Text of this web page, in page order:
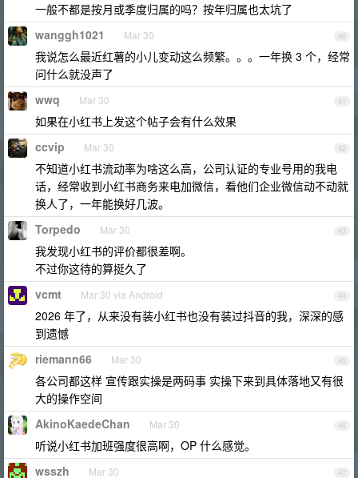
一般不都是按月或季度归属的吗？按年归属也太坑了
40
wanggh1021 Mar 30
我说怎么最近红薯的小儿变动这么频繁。。。一年换 3 个，经常
问什么就没声了
41
wwq Mar 30
如果在小红书上发这个帖子会有什么效果
42
ccvip Mar 30
不知道小红书流动率为啥这么高，公司认证的专业号用的我电
话，经常收到小红书商务来电加微信，看他们企业微信动不动就
换人了，一年能换好几波。
43
Torpedo Mar 30
我发现小红书的评价都很差啊。
不过你这待的算挺久了
44
vcmt Mar 30 via Android
2026 年了，从来没有装小红书也没有装过抖音的我，深深的感
到遗憾
45
riemann66 Mar 30
各公司都这样 宣传跟实操是两码事 实操下来到具体落地又有很
大的操作空间
46
AkinoKaedeChan Mar 30
听说小红书加班强度很高啊，OP 什么感觉。
47
wsszh Mar 30